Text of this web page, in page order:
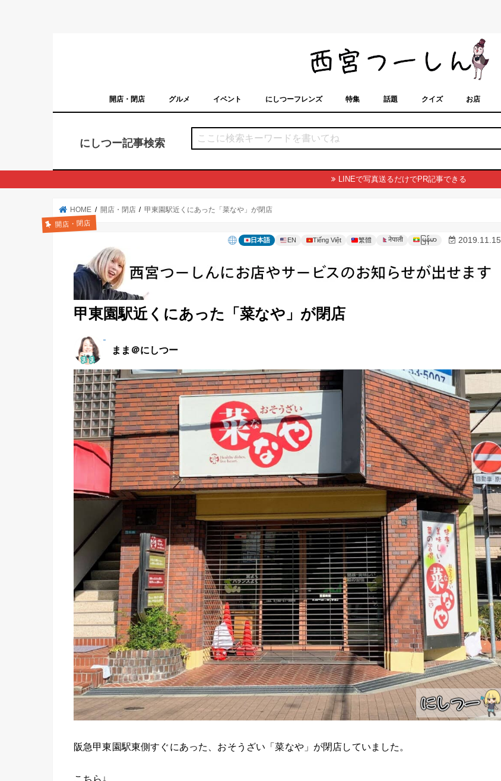
開店・閉店 グルメ イベント にしつーフレンズ 特集 話題 クイズ お店
にしつー記事検索
LINEで写真送るだけでPR記事できる
HOME 開店・閉店 甲東園駅近くにあった「菜なや」が閉店
開店・閉店
日本語 EN Tiếng Việt 繁體 नेपाली မြန်မာ 2019.11.15
甲東園駅近くにあった「菜なや」が閉店
まま＠にしつー
阪急甲東園駅東側すぐにあった、おそうざい「菜なや」が閉店していました。
こちら↓